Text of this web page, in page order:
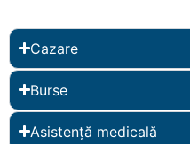
Cazare
Burse
Asistență medicală